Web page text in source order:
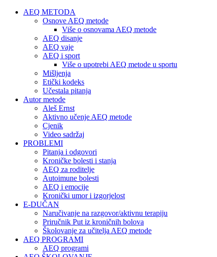
AEQ METODA
Osnove AEQ metode
Više o osnovama AEQ metode
AEQ disanje
AEQ vaje
AEQ i sport
Više o upotrebi AEQ metode u sportu
Mišljenja
Etički kodeks
Učestala pitanja
Autor metode
Aleš Ernst
Aktivno učenje AEQ metode
Cjenik
Video sadržaj
PROBLEMI
Pitanja i odgovori
Kroničke bolesti i stanja
AEQ za roditelje
Autoimune bolesti
AEQ i emocije
Kronički umor i izgorjelost
E-DUČAN
Naručivanje na razgovor/aktivnu terapiju
Priručnik Put iz kroničnih bolova
Školovanje za učitelja AEQ metode
AEQ PROGRAMI
AEQ programi